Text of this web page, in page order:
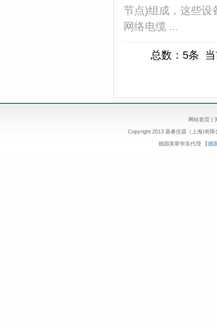
节点)组成，这些设
网络电缆 ...
总数：5条
网站首页|
Copyright 2013 基睿仪器（上海)有
德国美翠华东代理 【德